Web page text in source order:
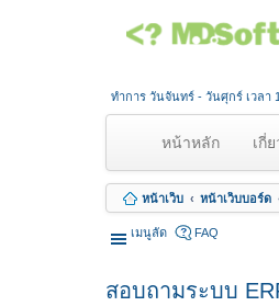
ทำการ วันจันทร์ - วันศุกร์ เวลา
หน้าหลัก(
u
r
t
เกี่
หน้าเว็บ หน้าเว็บบอร์ด
เมนูลัด FAQ
สอบถามระบบ